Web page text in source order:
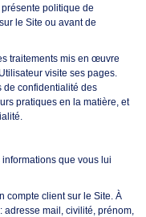
politique de
le Site ou avant de
traitements mis en œuvre
visite ses pages.
de confidentialité des
pratiques en la matière, et
que vous lui
compte client sur le Site. À
adresse mail, civilité, prénom,